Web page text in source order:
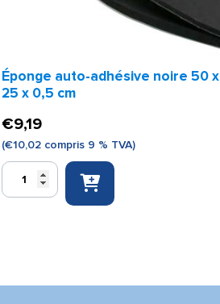
Éponge auto-adhésive noire 50 x
25 x 0,5 cm
€9,19
(€10,02 compris 9 % TVA)
quantité
x